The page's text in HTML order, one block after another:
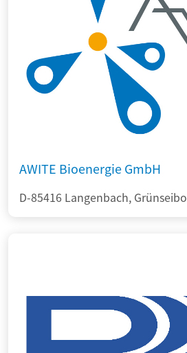
AWITE Bioenergie GmbH
D-85416 Langenbach,